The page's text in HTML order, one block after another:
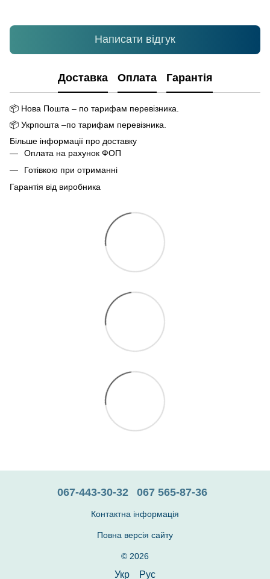
Написати відгук
Доставка Оплата Гарантія
📦 Нова Пошта – по тарифам перевізника.
📦 Укрпошта –по тарифам перевізника.
Більше інформації про доставку
Оплата на рахунок ФОП
Готівкою при отриманні
Гарантія від виробника
067-443-30-32 067 565-87-36
Контактна інформація
Повна версія сайту
© 2026
Укр Рус